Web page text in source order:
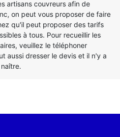
artisans couvreurs afin de
on peut vous proposer de faire
qu'il peut proposer des tarifs
à tous. Pour recueillir les
veuillez le téléphoner
aussi dresser le devis et il n'y a